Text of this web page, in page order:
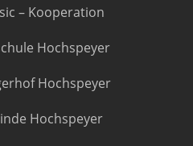
– Kooperation
Hochspeyer
Hochspeyer
Hochspeyer